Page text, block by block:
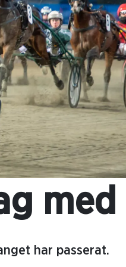
med
har passerat.